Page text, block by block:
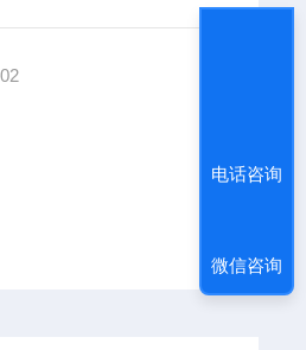
电话咨询
微信咨询